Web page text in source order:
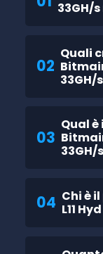
33GH/
02
Quali
33GH/
03
Qual
33GH/
04 Chi è
L11